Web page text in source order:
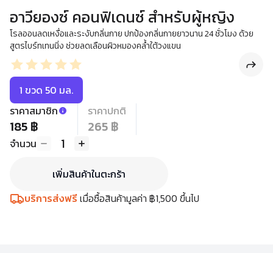
อาวียองซ์ คอนฟิเดนซ์ สำหรับผู้หญิง
โรลออนลดเหงื่อและระงับกลิ่นกาย ปกป้องกลิ่นกายยาวนาน 24 ชั่วโมง ด้วย
สูตรไบร์ทเทนนิ่ง ช่วยลดเลือนผิวหมองคล้ำใต้วงแขน
1 ขวด 50 มล.
ราคาสมาชิก
185 ฿
ราคาปกติ
265 ฿
จำนวน 1
เพิ่มสินค้าในตะกร้า
บริการส่งฟรีเมื่อซื้อสินค้ามูลค่า ฿1,500 ขึ้นไป